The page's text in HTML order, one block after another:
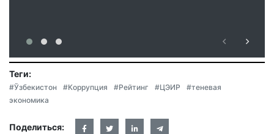
Теги:
#Ўзбекистон #Коррупция #Рейтинг #ЦЭИР
#теневая
экономика
Поделиться: